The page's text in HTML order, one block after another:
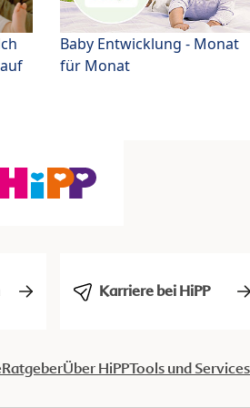
Baby Entwicklung - Monat
für Monat
Karriere bei HiPP
RatgeberÜber HiPPTools und Services